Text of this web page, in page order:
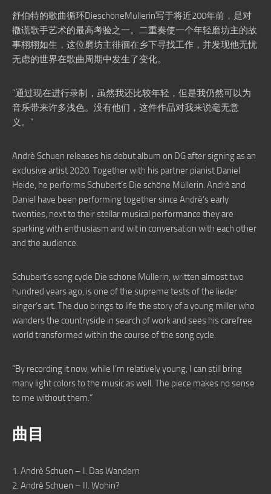
舒伯特的歌曲循环DieschöneMüllerin写于将近200年前，是对
撒谎歌手艺术的最高考验之一。二重奏使一个年轻磨坊主的故
事栩栩如生，这位磨坊主徘徊在乡下寻找工作，并发现他无忧
无虑的世界在歌曲周期中发生了变化。
“通过现在进行录制，虽然我还比较年轻，但是我仍然可以为
音乐带来许多浅色。没有他们，这件作品对我来说毫无意
义。”
Andrè Schuen releases his debut album on DG after signing as an
exclusive artist 2020. Together with his partner pianist Daniel
Heide, he performs Schubert’s Die schöne Müllerin. Andrè and
Daniel have been performing together since Andrè’s early
twenties, next to their stellar musical performance they are
sparking with enthusiasm and wit in conversation with each other
and the audience.
Schubert’s song cycle Die schöne Müllerin, written almost two
hundred years ago, is one of the supreme tests of the lieder
singer’s art. The duo brings to life the story of a young miller who
wanders the countryside in search of work and sees his carefree
world transformed within the course of the song cycle.
“By recording it now, while I’m relatively young, I can still bring
many light colors to the music as well. The piece makes no sense
to me without them.”
曲目
1. Andrè Schuen – I. Das Wandern
2. Andrè Schuen – II. Wohin?